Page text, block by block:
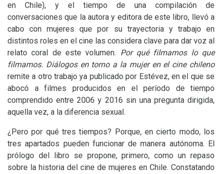
en Chile), y el tiempo de una compilación de
conversaciones que la autora y editora de este libro, llevó a
cabo con mujeres que por su trayectoria y trabajo en
distintos roles en el cine las considera clave para dar voz al
relato coral de este volumen. Por qué filmamos lo que
filmamos. Diálogos en torno a la mujer en el cine chileno
remite a otro trabajo ya publicado por Estévez, en el que se
abocó a filmes producidos en el período de tiempo
comprendido entre 2006 y 2016 sin una pregunta dirigida,
aquella vez, a la diferencia sexual.
¿Pero por qué tres tiempos? Porque, en cierto modo, los
tres apartados pueden funcionar de manera autónoma. El
prólogo del libro se propone, primero, como un repaso
sobre la historia del cine de mujeres en Chile. Constatando